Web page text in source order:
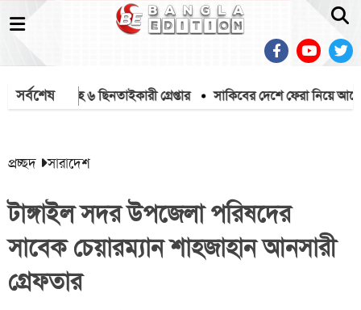
সর্বশেষ
দেশীয় অস্ত্রসহ ৬ ছিনতাইকারী গ্রেপ্তার সাকিবের দেশে ফেরা নিয়ে আগের
প্রচ্ছদ সারাদেশ
টাঙ্গাইল সদর উপজেলা পরিষদের
সাবেক চেয়ারম্যান শাহজাহান আনসারী
গ্রেফতার